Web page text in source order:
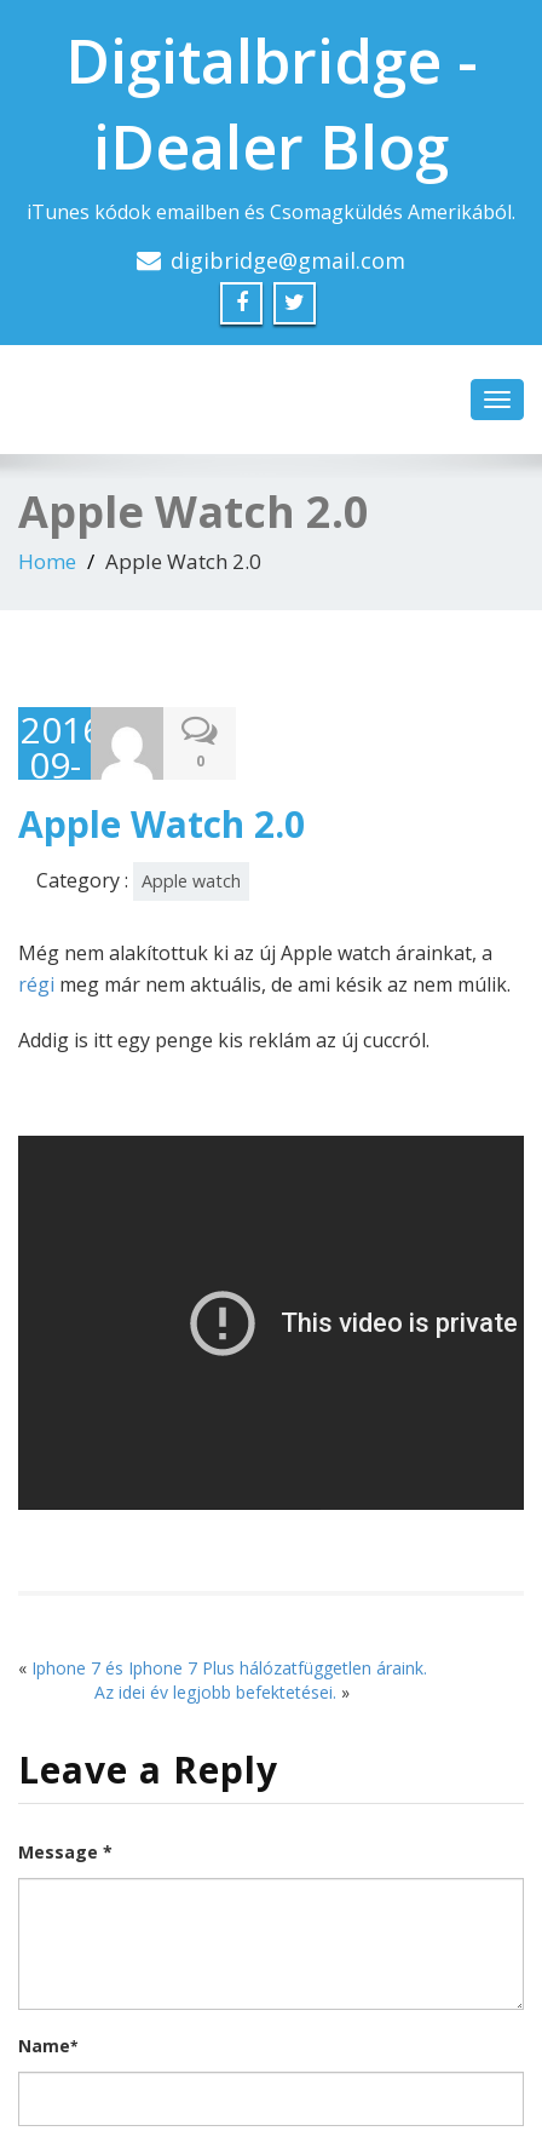
Digitalbridge -
iDealer Blog
iTunes kódok emailben és Csomagküldés Amerikából.
digibridge@gmail.com
Apple Watch 2.0
Home Apple Watch 2.0
2016-
09-
23
0
Apple Watch 2.0
Category : Apple watch
Még nem alakítottuk ki az új Apple watch árainkat, a
régi meg már nem aktuális, de ami késik az nem múlik.
Addig is itt egy penge kis reklám az új cuccról.
« Iphone 7 és Iphone 7 Plus hálózatfüggetlen áraink.
Az idei év legjobb befektetései. »
Leave a Reply
Message *
Name*